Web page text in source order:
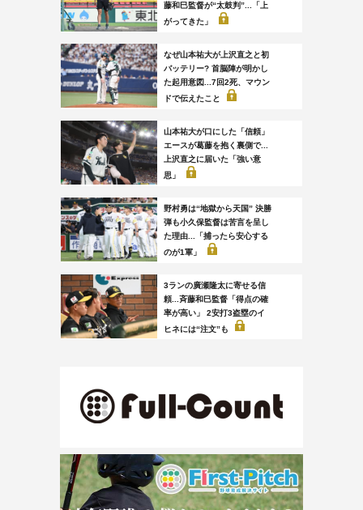
藤和巳監督が“太鼓判”...「上
がってきた」
なぜ山本祐大が上沢直之と初
バッテリー? 首脳陣が明かし
た起用意図...7回2死、マウン
ドで伝えたこと
山本祐大が口にした「信頼」
エースが葛藤を抱く裏側で...
上沢直之に届いた「強い意
思」
野村勇は“地獄から天国” 決勝
弾も小久保監督は苦言を呈し
た理由...「捕ったら安心する
のが1軍」
3ランの廣瀬隆太に寄せる信
頼...斉藤和巳監督「得点の確
率が高い」 2安打3盗塁のイ
ヒネには“注文”も